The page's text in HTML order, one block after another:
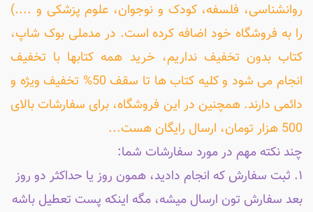
روانشناسی، فلسفه، کودک و نوجوان، علوم پزشکی و ....)
را به فروشگاه خود اضافه کرده است. در مدملی بوک شاپ،
کتاب بدون تخفیف نداریم، خرید همه کتابها با تخفیف
انجام می شود و کلیه کتاب ها تا سقف 50% تخفیف ویژه و
دائمی دارند. همچنین در این فروشگاه، برای سفارشات بالای
500 هزار تومان، ارسال رایگان هست...
چند نکته مهم در مورد سفارشات شما:
۱. ثبت سفارش که انجام دادید، همون روز یا حداکثر دو روز
بعد سفارش تون ارسال میشه، مگه اینکه پست تعطیل باشه